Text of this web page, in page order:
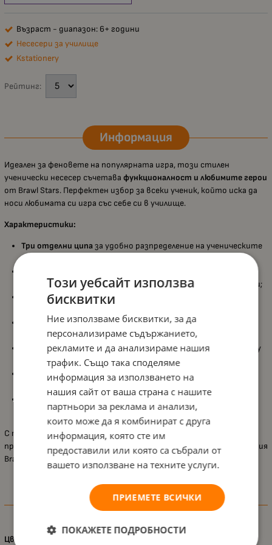
Възраст - диапазон: 6+ години
Несесери за училище
Kstationery
Рейтинг:
Информация
Идеален за феновете на популярната игра, този стилен
ученически несесер съчетава функционалност и любимите герои
от Brawl Stars. Перфектен избор за всеки ученик, който иска да
носи любимата си игра със себе си в училище.
Характеристики:
Три отделни ципаза удобно разпределение на ученическите
пособия;
подреденост и лесен достъп до моливи, химикали и гумички;
Класически правоъгълен дизайн
Сив цвят със зелено обкрайчване, придаващ модерен и
енергичен вид;
Цветен принт на любимите герои – Leon, Colt и Crow
върху
предния панел;
Оригинален лицензиран продукт, гарантиращ качество и
автентичност;
, което позволява
персонализиране според нуждите на ученика.
С този несесер учениците не просто подреждат
принадлежностите си – те носят със себе си и част от любимия
Brawl Stars свят.
Характеристики
Цвят
Този уебсайт използва
бисквитки
Ние използваме бисквитки, за да
персонализираме съдържанието,
рекламите и да анализираме нашия
трафик. Също така споделяме
информация за използването на
нашия сайт от ваша страна с нашите
партньори за реклама и анализи,
които може да я комбинират с друга
информация, която сте им
предоставили или която са събрали от
вашето използване на техните услуги.
ПРИЕМЕТЕ ВСИЧКИ
ПОКАЖЕТЕ ПОДРОБНОСТИ